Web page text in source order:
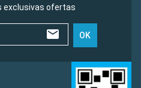
exclusivas ofertas
OK